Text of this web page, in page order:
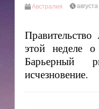
Австралия
этой неделе
Барьерный
исчезновение.